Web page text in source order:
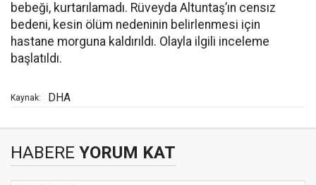
bebeği, kurtarılamadı. Rüveyda Altuntaş’ın censız
bedeni, kesin ölüm nedeninin belirlenmesi için
hastane morguna kaldırıldı. Olayla ilgili inceleme
başlatıldı.
Kaynak: DHA
HABERE YORUM KAT